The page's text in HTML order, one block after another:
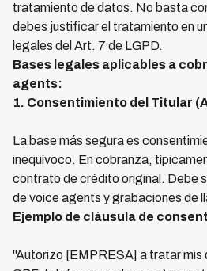
tratamiento de datos. No basta
debes justificar el tratamiento en
legales del Art. 7 de LGPD.
Bases legales aplicables a
agents:
1. Consentimiento del Titular
La base más segura es
inequívoco. En cobranza,
contrato de crédito original. Debe
de voice agents y grabaciones de
Ejemplo de cláusula de
"Autorizo [EMPRESA] a tratar mis